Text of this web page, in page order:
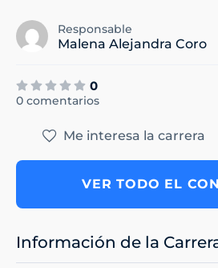
Responsable
Malena Alejandra Coro
0
0 comentarios
Me interesa la carrera
VER TODO EL
Información de la